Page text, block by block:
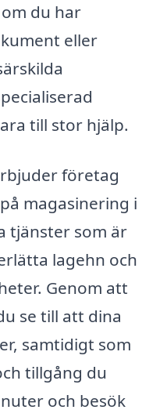
du har
eller
till stor hjälp.
företag
magasinering i
tjänster som är
lagehn och
Genom att
se till att dina
samtidigt som
tillgång du
och besök